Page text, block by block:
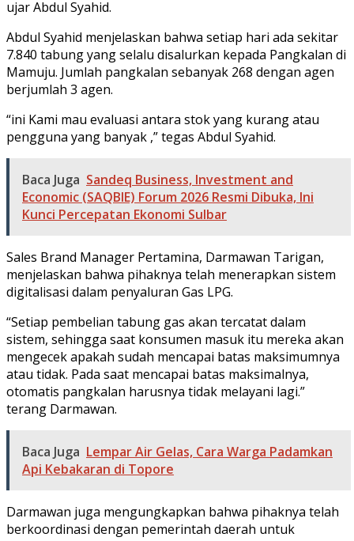
ujar Abdul Syahid.
Abdul Syahid menjelaskan bahwa setiap hari ada sekitar
7.840 tabung yang selalu disalurkan kepada Pangkalan di
Mamuju. Jumlah pangkalan sebanyak 268 dengan agen
berjumlah 3 agen.
“ini Kami mau evaluasi antara stok yang kurang atau
pengguna yang banyak ,” tegas Abdul Syahid.
Baca Juga Sandeq Business, Investment and
Economic (SAQBIE) Forum 2026 Resmi Dibuka, Ini
Kunci Percepatan Ekonomi Sulbar
Sales Brand Manager Pertamina, Darmawan Tarigan,
menjelaskan bahwa pihaknya telah menerapkan sistem
digitalisasi dalam penyaluran Gas LPG.
“Setiap pembelian tabung gas akan tercatat dalam
sistem, sehingga saat konsumen masuk itu mereka akan
mengecek apakah sudah mencapai batas maksimumnya
atau tidak. Pada saat mencapai batas maksimalnya,
otomatis pangkalan harusnya tidak melayani lagi.”
terang Darmawan.
Baca Juga Lempar Air Gelas, Cara Warga Padamkan
Api Kebakaran di Topore
Darmawan juga mengungkapkan bahwa pihaknya telah
berkoordinasi dengan pemerintah daerah untuk